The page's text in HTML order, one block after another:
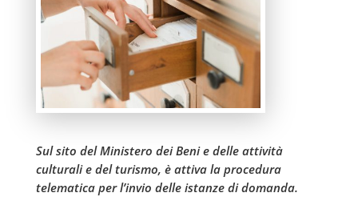
Sul sito del Ministero dei Beni e delle attività
culturali e del turismo, è attiva la procedura
telematica per l’invio delle istanze di domanda.